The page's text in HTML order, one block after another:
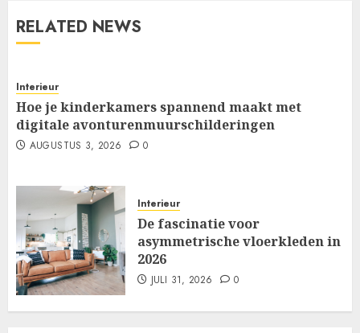
RELATED NEWS
Interieur
Hoe je kinderkamers spannend maakt met
digitale avonturenmuurschilderingen
AUGUSTUS 3, 2026 0
Interieur
De fascinatie voor
asymmetrische vloerkleden in
2026
JULI 31, 2026 0